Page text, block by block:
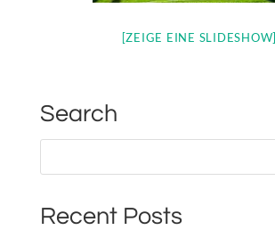
[ZEIGE EINE SLIDESHOW]
Search
Recent Posts